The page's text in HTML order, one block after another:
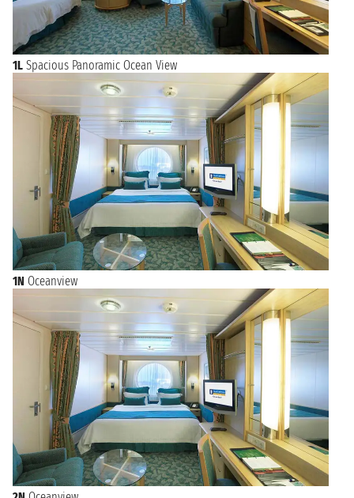
1L Spacious Panoramic Ocean View
1N Oceanview